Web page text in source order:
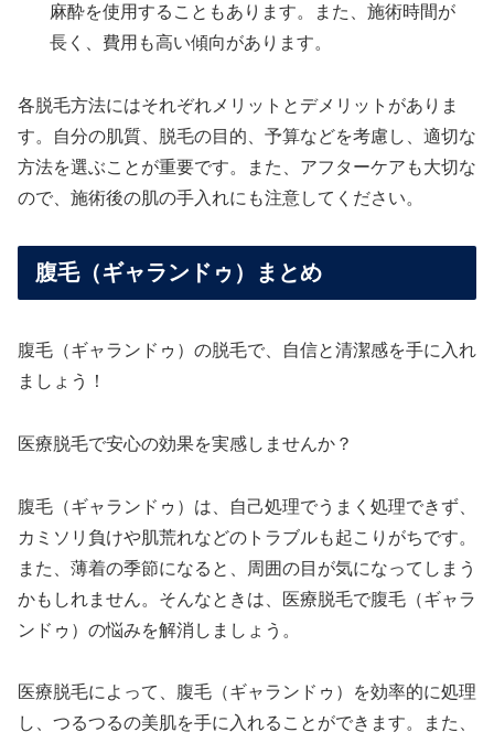
麻酔を使用することもあります。また、施術時間が
長く、費用も高い傾向があります。
各脱毛方法にはそれぞれメリットとデメリットがありま
す。自分の肌質、脱毛の目的、予算などを考慮し、適切な
方法を選ぶことが重要です。また、アフターケアも大切な
ので、施術後の肌の手入れにも注意してください。
腹毛（ギャランドゥ）まとめ
腹毛（ギャランドゥ）の脱毛で、自信と清潔感を手に入れ
ましょう！
医療脱毛で安心の効果を実感しませんか？
腹毛（ギャランドゥ）は、自己処理でうまく処理できず、
カミソリ負けや肌荒れなどのトラブルも起こりがちです。
また、薄着の季節になると、周囲の目が気になってしまう
かもしれません。そんなときは、医療脱毛で腹毛（ギャラ
ンドゥ）の悩みを解消しましょう。
医療脱毛によって、腹毛（ギャランドゥ）を効率的に処理
し、つるつるの美肌を手に入れることができます。また、